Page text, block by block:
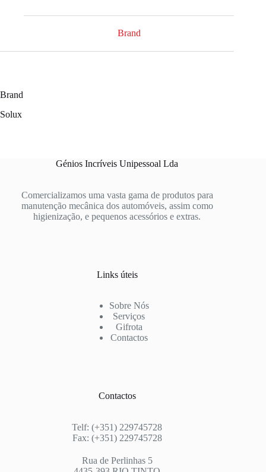
Brand
Brand
Solux
Génios Incríveis Unipessoal Lda
Comercializamos uma vasta gama de produtos para
manutenção mecânica dos automóveis, assim como
higienização, e pequenos acessórios e extras.
Links úteis
Sobre Nós
Serviços
Gifrota
Contactos
Contactos
Telf: (+351) 229745728
Fax: (+351) 229745728
Rua de Perlinhas 5